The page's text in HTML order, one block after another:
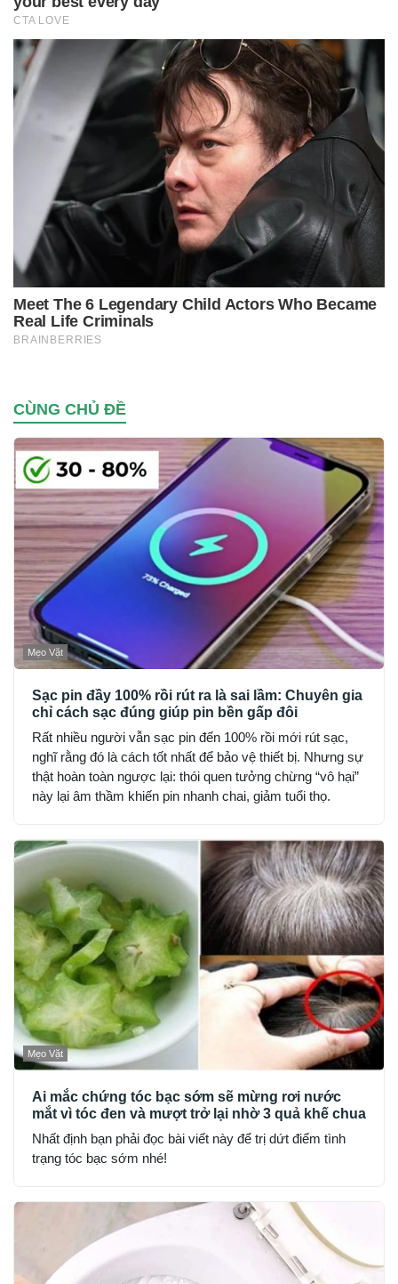
CÙNG CHỦ ĐỀ
Mẹo Vặt
Sạc pin đầy 100% rồi rút ra là sai lầm: Chuyên gia
chỉ cách sạc đúng giúp pin bền gấp đôi
Rất nhiều người vẫn sạc pin đến 100% rồi mới rút sạc,
nghĩ rằng đó là cách tốt nhất để bảo vệ thiết bị. Nhưng sự
thật hoàn toàn ngược lại: thói quen tưởng chừng “vô hại”
này lại âm thầm khiến pin nhanh chai, giảm tuổi thọ.
Mẹo Vặt
Ai mắc chứng tóc bạc sớm sẽ mừng rơi nước
mắt vì tóc đen và mượt trở lại nhờ 3 quả khế chua
Nhất định bạn phải đọc bài viết này để trị dứt điểm tình
trạng tóc bạc sớm nhé!